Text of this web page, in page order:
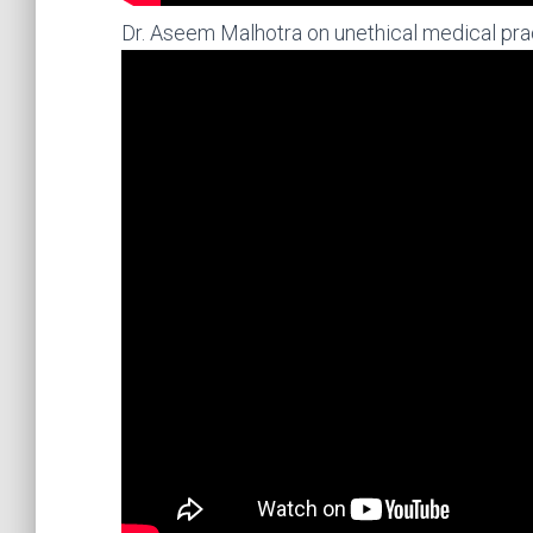
Dr. Aseem Malhotra on unethical medical